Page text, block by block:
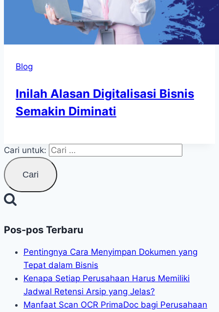
Blog
Inilah Alasan Digitalisasi Bisnis
Semakin Diminati
Cari untuk:
Pos-pos Terbaru
Pentingnya Cara Menyimpan Dokumen yang
Tepat dalam Bisnis
Kenapa Setiap Perusahaan Harus Memiliki
Jadwal Retensi Arsip yang Jelas?
Manfaat Scan OCR PrimaDoc bagi Perusahaan